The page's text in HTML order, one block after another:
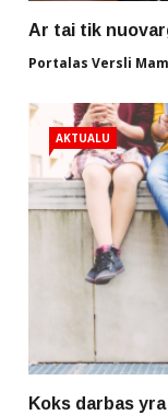
Ar tai tik
Portalas Versli
AKTUALU
Koks darbas